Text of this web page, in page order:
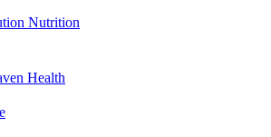
Nutrition
Health